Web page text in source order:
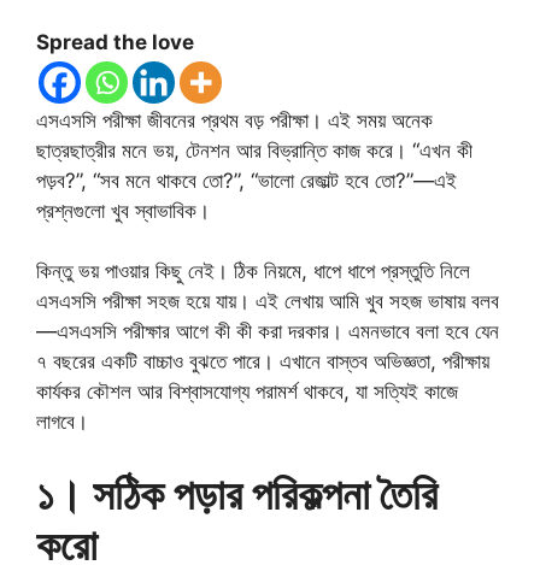
Spread the love
এসএসসি পরীক্ষা জীবনের প্রথম বড় পরীক্ষা। এই সময় অনেক
ছাত্রছাত্রীর মনে ভয়, টেনশন আর বিভ্রান্তি কাজ করে। “এখন কী
পড়ব?”, “সব মনে থাকবে তো?”, “ভালো রেজাল্ট হবে তো?”—এই
প্রশ্নগুলো খুব স্বাভাবিক।
কিন্তু ভয় পাওয়ার কিছু নেই। ঠিক নিয়মে, ধাপে ধাপে প্রস্তুতি নিলে
এসএসসি পরীক্ষা সহজ হয়ে যায়। এই লেখায় আমি খুব সহজ ভাষায় বলব
—এসএসসি পরীক্ষার আগে কী কী করা দরকার। এমনভাবে বলা হবে যেন
৭ বছরের একটি বাচ্চাও বুঝতে পারে। এখানে বাস্তব অভিজ্ঞতা, পরীক্ষায়
কার্যকর কৌশল আর বিশ্বাসযোগ্য পরামর্শ থাকবে, যা সত্যিই কাজে
লাগবে।
১। সঠিক পড়ার পরিকল্পনা তৈরি
করো